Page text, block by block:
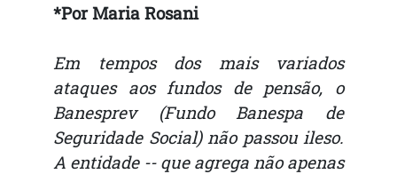
*Por Maria Rosani
Em tempos dos mais variados
ataques aos fundos de pensão, o
Banesprev (Fundo Banespa de
Seguridade Social) não passou ileso.
A entidade -- que agrega não apenas